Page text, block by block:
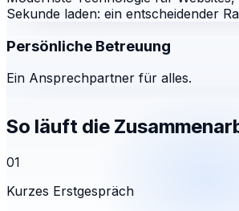
Sekunde laden: ein entscheidender
Persönliche Betreuung
Ein Ansprechpartner für alles.
So läuft die
01
Kurzes Erstgespräch